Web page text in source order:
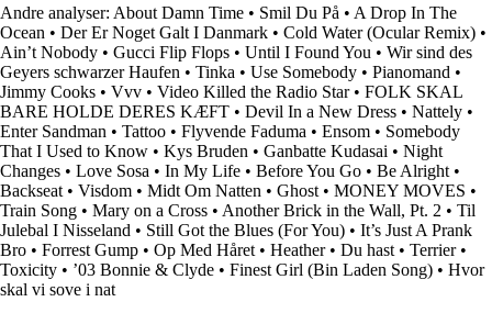
Andre analyser: About Damn Time • Smil Du På • A Drop In The
Ocean • Der Er Noget Galt I Danmark • Cold Water (Ocular Remix) •
Ain’t Nobody • Gucci Flip Flops • Until I Found You • Wir sind des
Geyers schwarzer Haufen • Tinka • Use Somebody • Pianomand •
Jimmy Cooks • Vvv • Video Killed the Radio Star• FOLK SKAL
BARE HOLDE DERES KÆFT • Devil In a New Dress • Nattely •
Enter Sandman • Tattoo • Flyvende Faduma • Ensom • Somebody
That I Used to Know • Kys Bruden • Ganbatte Kudasai • Night
Changes • Love Sosa • In My Life • Before You Go • Be Alright •
Backseat • Visdom • Midt Om Natten • Ghost • MONEY MOVES •
Train Song • Mary on a Cross • Another Brick in the Wall, Pt. 2 • Til
Julebal I Nisseland • Still Got the Blues (For You) • It’s Just A Prank
Bro • Forrest Gump • Op Med Håret • Heather• Du hast • Terrier•
Toxicity • ’03 Bonnie & Clyde • Finest Girl (Bin Laden Song) • Hvor
skal vi sove i nat